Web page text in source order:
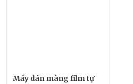
Máy dán màng film tự